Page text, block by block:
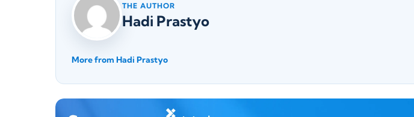
THE AUTHOR
Hadi Prastyo
More from Hadi Prastyo